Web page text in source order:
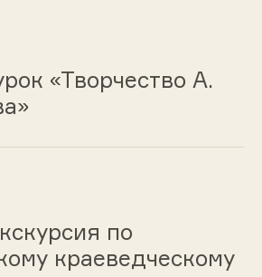
«Творчество А.
по
краеведческому